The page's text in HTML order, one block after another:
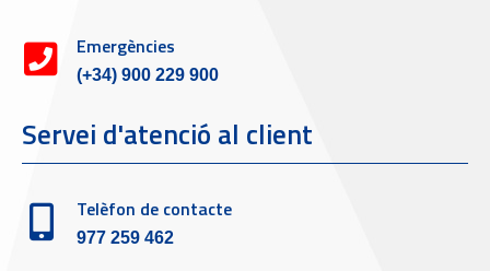
Emergències
(+34) 900 229 900
Servei d'atenció al client
Telèfon de contacte
977 259 462